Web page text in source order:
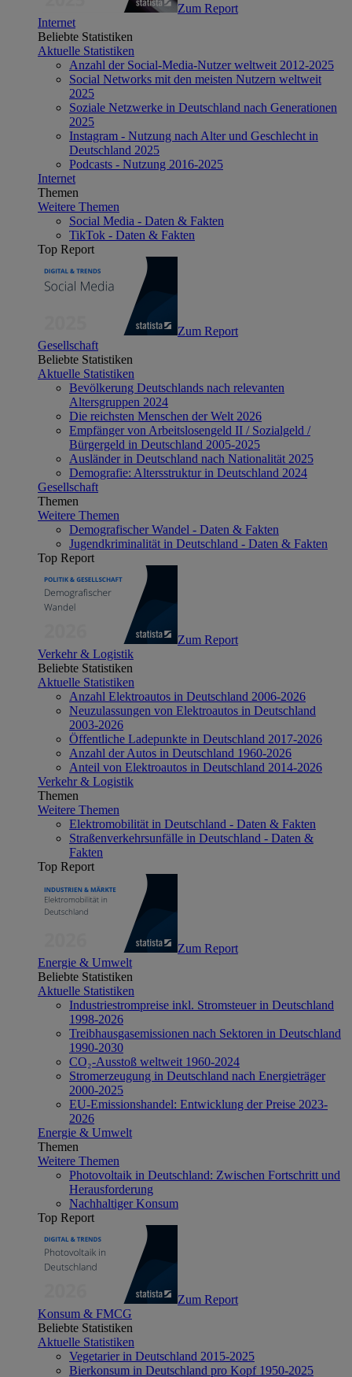
Zum Report
Internet
Beliebte Statistiken
Aktuelle Statistiken
Anzahl der Social-Media-Nutzer weltweit 2012-2025
Social Networks mit den meisten Nutzern weltweit
2025
Soziale Netzwerke in Deutschland nach Generationen
2025
Instagram - Nutzung nach Alter und Geschlecht in
Deutschland 2025
Podcasts - Nutzung 2016-2025
Internet
Themen
Weitere Themen
Social Media - Daten & Fakten
TikTok - Daten & Fakten
Top Report
Zum Report
Gesellschaft
Beliebte Statistiken
Aktuelle Statistiken
Bevölkerung Deutschlands nach relevanten
Altersgruppen 2024
Die reichsten Menschen der Welt 2026
Empfänger von Arbeitslosengeld II / Sozialgeld /
Bürgergeld in Deutschland 2005-2025
Ausländer in Deutschland nach Nationalität 2025
Demografie: Altersstruktur in Deutschland 2024
Gesellschaft
Themen
Weitere Themen
Demografischer Wandel - Daten & Fakten
Jugendkriminalität in Deutschland - Daten & Fakten
Top Report
Zum Report
Verkehr & Logistik
Beliebte Statistiken
Aktuelle Statistiken
Anzahl Elektroautos in Deutschland 2006-2026
Neuzulassungen von Elektroautos in Deutschland
2003-2026
Öffentliche Ladepunkte in Deutschland 2017-2026
Anzahl der Autos in Deutschland 1960-2026
Anteil von Elektroautos in Deutschland 2014-2026
Verkehr & Logistik
Themen
Weitere Themen
Elektromobilität in Deutschland - Daten & Fakten
Straßenverkehrsunfälle in Deutschland - Daten &
Fakten
Top Report
Zum Report
Energie & Umwelt
Beliebte Statistiken
Aktuelle Statistiken
Industriestrompreise inkl. Stromsteuer in Deutschland
1998-2026
Treibhausgasemissionen nach Sektoren in Deutschland
1990-2030
CO₂-Ausstoß weltweit 1960-2024
Stromerzeugung in Deutschland nach Energieträger
2000-2025
EU-Emissionshandel: Entwicklung der Preise 2023-
2026
Energie & Umwelt
Themen
Weitere Themen
Photovoltaik in Deutschland: Zwischen Fortschritt und
Herausforderung
Nachhaltiger Konsum
Top Report
Zum Report
Konsum & FMCG
Beliebte Statistiken
Aktuelle Statistiken
Vegetarier in Deutschland 2015-2025
Bierkonsum in Deutschland pro Kopf 1950-2025